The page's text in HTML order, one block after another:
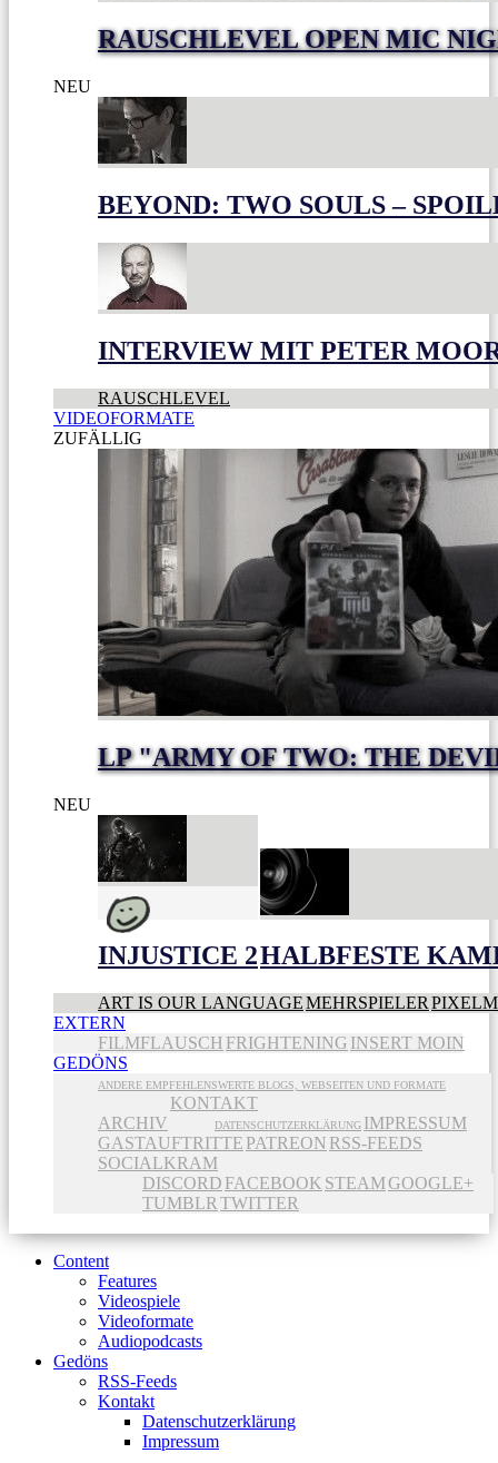
RAUSCHLEVEL OPEN MIC
NEU
BEYOND: TWO SOULS –
INTERVIEW MIT PETER
RAUSCHLEVEL
VIDEOFORMATE
ZUFÄLLIG
LP "ARMY OF TWO: THE
NEU
INJUSTICE 2HALBFESTE
ART IS OUR LANGUAGEMEHRSPIELER
EXTERN
FILMFLAUSCH FRIGHTENING INSERT MOIN
GEDÖNS
ANDERE EMPFEHLENSWERTE BLOGS, WEBSEITEN UND FORMATE
ARCHIV
KONTAKT
DATENSCHUTZERKLÄRUNG IMPRESSUM
GASTAUFTRITTE PATREON RSS-FEEDS
SOCIALKRAM
DISCORD FACEBOOK STEAMGOOGLE+
TUMBLR TWITTER
Content
Features
Videospiele
Videoformate
Audiopodcasts
Gedöns
RSS-Feeds
Kontakt
Datenschutzerklärung
Impressum